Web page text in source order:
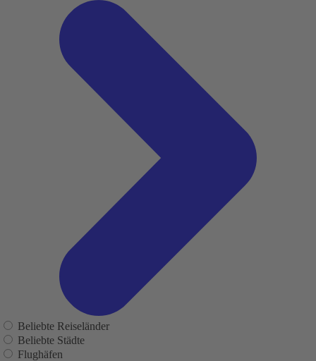
Beliebte Reiseländer
Beliebte Städte
Flughäfen